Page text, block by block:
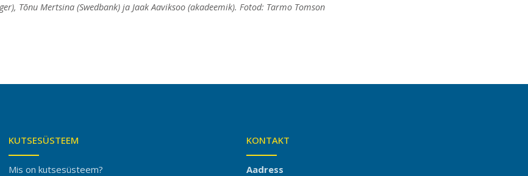
Tõnu Mertsina (Swedbank) ja Jaak Aaviksoo (akadeemik). Fotod: Tarmo Tomson
KUTSESÜSTEEM
Mis on kutsesüsteem?
KONTAKT
Aadress